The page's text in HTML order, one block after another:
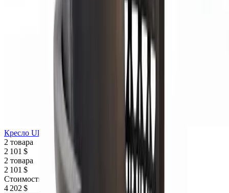
Кресло Ulmera
2 товара
2 101 $
2 товара
2 101 $
Стоимость интерьера:
4 202 $